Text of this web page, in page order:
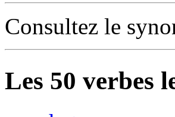
Consultez le
Les 50 verbes